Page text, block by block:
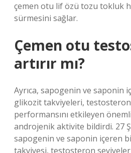
çemen otu lif özü tozu tokluk
sürmesini sağlar.
Çemen otu
artırır mı?
Ayrıca, sapogenin ve saponin
glikozit takviyeleri,
performansını etkileyen
androjenik aktivite bildirdi. 27
sapogenin ve saponin içeren
takviyesi, testosteron